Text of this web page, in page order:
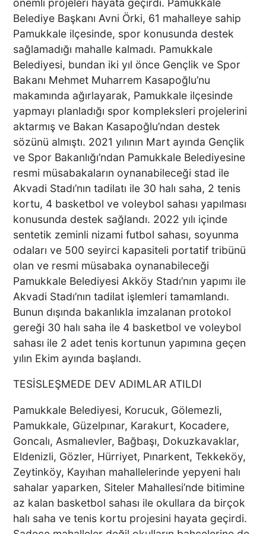
TEKNE ÇALIŞANLARI
BİRBİRİNE GİRDİ!
ÜNLÜ YÖNETMEN EZEL
AKAY’A ŞOK OPERASYON!
KARDEŞİYLE GÖZALTINA
ALINDI
DENİZLİ’DE ÇARPIŞMANIN
ŞİDDETİYLE SAVRULDU! 5
ARAÇ HASAR GÖRDÜ
BAŞKAN ERDOĞAN, SON
SÜRAT ÜYE VE ESNAF
ZİYARETLERİNE DEVAM
EDİYOR
Macron’lu Tanıtım Filmi
Sosyal Medyayı Salladı
TRAFİĞİ BU HALE GETİRDİ
DENİZLİ BAROSU VE
AVUKATLARIN
İŞYERLERİNDE ARAMA
YAPILIYOR
Belediye Başkanı Avni Örki, 61 mahalleye sahip
Pamukkale ilçesinde, spor konusunda destek
sağlamadığı mahalle kalmadı. Pamukkale
Belediyesi, bundan iki yıl önce Gençlik ve Spor
Bakanı Mehmet Muharrem Kasapoğlu’nu
makamında ağırlayarak, Pamukkale ilçesinde
yapmayı planladığı spor kompleksleri projelerini
aktarmış ve Bakan Kasapoğlu’ndan destek
sözünü almıştı. 2021 yılının Mart ayında Gençlik
ve Spor Bakanlığı’ndan Pamukkale Belediyesine
resmi müsabakaların oynanabileceği stad ile
Akvadi Stadı’nın tadilatı ile 30 halı saha, 2 tenis
kortu, 4 basketbol ve voleybol sahası yapılması
konusunda destek sağlandı. 2022 yılı içinde
sentetik zeminli nizami futbol sahası, soyunma
odaları ve 500 seyirci kapasiteli portatif tribünü
olan ve resmi müsabaka oynanabileceği
Pamukkale Belediyesi Akköy Stadı’nın yapımı ile
Akvadi Stadı’nın tadilat işlemleri tamamlandı.
Bunun dışında bakanlıkla imzalanan protokol
gereği 30 halı saha ile 4 basketbol ve voleybol
sahası ile 2 adet tenis kortunun yapımına geçen
yılın Ekim ayında başlandı.
TESİSLEŞMEDE DEV ADIMLAR ATILDI
Pamukkale Belediyesi, Korucuk, Gölemezli,
Pamukkale, Güzelpınar, Karakurt, Kocadere,
Goncalı, Asmalıevler, Bağbaşı, Dokuzkavaklar,
Eldenizli, Gözler, Hürriyet, Pınarkent, Tekkeköy,
Zeytinköy, Kayıhan mahallelerinde yepyeni halı
sahalar yaparken, Siteler Mahallesi’nde bitimine
az kalan basketbol sahası ile okullara da birçok
halı saha ve tenis kortu projesini hayata geçirdi.